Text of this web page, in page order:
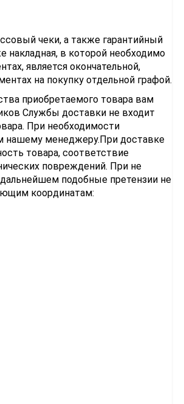
чеки, а также гарантийный
накладная, в которой необходимо
является окончательной,
на покупку отдельной графой.
приобретаемого товара вам
Службы доставки не входит
При необходимости
нашему менеджеру.При доставке
товара, соответствие
повреждений. При не
подобные претензии не
координатам: